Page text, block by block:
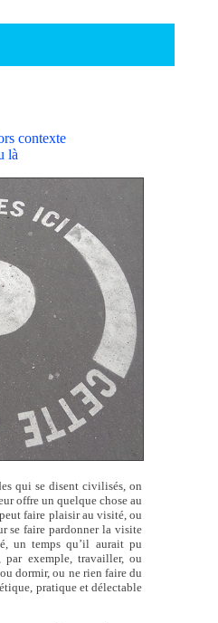
contexte
là
qui se disent civilisés, on
offre un quelque chose au
faire plaisir au visité, ou
se faire pardonner la visite
un temps qu’il aurait pu
par exemple, travailler, ou
dormir, ou ne rien faire du
pratique et délectable